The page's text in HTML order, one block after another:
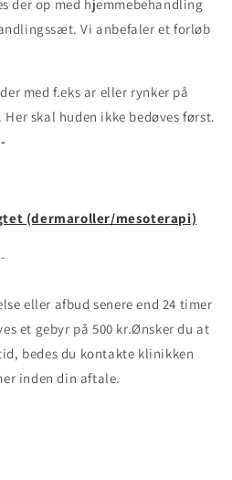
der op med hjemmebehandling
Vi anbefaler et forløb
med f.eks ar eller rynker på
skal huden ikke bedøves først.
(dermaroller/mesoterapi)
eller afbud senere end 24 timer
et gebyr på 500 kr.Ønsker du at
bedes du kontakte klinikken
inden din aftale.